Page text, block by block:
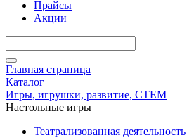
Прайсы
Акции
Главная страница
Каталог
Игры, игрушки, развитие, СТЕМ
Настольные игры
Театрализованная деятельность